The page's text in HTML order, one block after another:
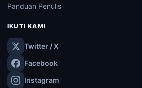
Panduan Penulis
IKUTI KAMI
Twitter / X
Facebook
Instagram